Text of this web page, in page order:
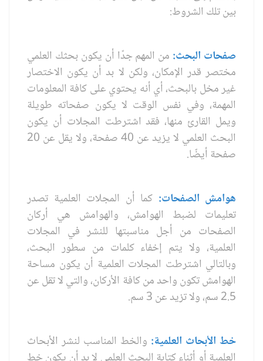
بين تلك الشروط:
صفحات البحث: من المهم جدًا أن يكون بحثك العلمي
مختصر قدر الإمكان، ولكن لا بد أن يكون الاختصار
غير مخل بالبحث، أي أنه يحتوي على كافة المعلومات
المهمة، وفي نفس الوقت لا يكون صفحاته طويلة
ويمل القارئ منها، فقد اشترطت المجلات أن يكون
البحث العلمي لا يزيد عن 40 صفحة، ولا يقل عن 20
صفحة أيضًا.
هوامش الصفحات: كما أن المجلات العلمية تصدر
تعليمات لضبط الهوامش، والهوامش هي أركان
الصفحات من أجل مناسبتها للنشر في المجلات
العلمية، ولا يتم إخفاء كلمات من سطور البحث،
وبالتالي اشترطت المجلات العلمية أن يكون مساحة
الهوامش تكون واحد من كافة الأركان، والتي لا تقل عن
2.5 سم، ولا تزيد عن 3 سم.
خط الأبحاث العلمية: والخط المناسب لنشر الأبحاث